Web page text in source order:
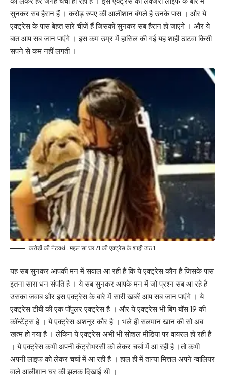
सुनकर सब हैरान हैं । करोड़ रुपए की आलीशान बंगले है उनके पास । और ये
एक्ट्रेस के पास बेहत सारे चीजें हैं जिसको सुनकर सब हैरान हो जाएंगे । और ये
बात आप सब जान पाएंगे । इस कम उम्र में हासिल की गई यह शाही ठाटवा किसी
सपने से कम नहीं लगती ।
करोड़ों की नेटवर्थ.. महल सा घर 21 की एक्ट्रेस के शाही ठाठ 1
यह सब सुनकर आपकी मन में सवाल आ रही है कि ये एक्ट्रेस कौन है जिसके पास
इतना सारा धन संपति है । ये सब सुनकर आपके मन में जो प्रश्न सब आ रहे है
उसका जवाब और इस एक्ट्रेस के बारे में सारी खबरें आप सब जान पाएंगे । ये
एक्ट्रेस टीबी की एक पॉपुलर एक्ट्रेस है । और ये एक्ट्रेस भी बिग बॉस 19 की
कॉन्टेंट्स हे । ये एक्ट्रेस अशनूर कौर है । भले ही सलमान खान की सो अब
खत्म हो गया है । लेकिन ये एक्ट्रेस अभी भी सोशल मीडिया पर वायरल हो रही है
। ये एक्ट्रेस कभी अपनी कंट्रोभरसी को लेकर चर्चा में आ रही है ।तो कभी
अपनी लाइफ को लेकर चर्चा में आ रही है । हाल ही में तान्या मित्तल अपने ग्वालियर
वाले आलीशान घर की झलक दिखाई थी ।